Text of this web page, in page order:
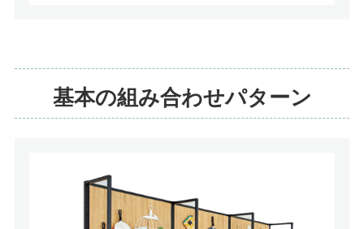
基本の組み合わせパターン